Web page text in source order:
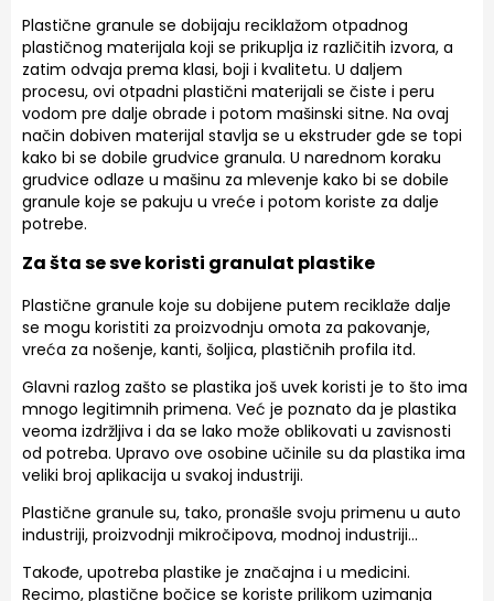
Plastične granule se dobijaju reciklažom otpadnog
plastičnog materijala koji se prikuplja iz različitih izvora, a
zatim odvaja prema klasi, boji i kvalitetu. U daljem
procesu, ovi otpadni plastični materijali se čiste i peru
vodom pre dalje obrade i potom mašinski sitne. Na ovaj
način dobiven materijal stavlja se u ekstruder gde se topi
kako bi se dobile grudvice granula. U narednom koraku
grudvice odlaze u mašinu za mlevenje kako bi se dobile
granule koje se pakuju u vreće i potom koriste za dalje
potrebe.
Za šta se sve koristi granulat plastike
Plastične granule koje su dobijene putem reciklaže dalje
se mogu koristiti za proizvodnju omota za pakovanje,
vreća za nošenje, kanti, šoljica, plastičnih profila itd.
Glavni razlog zašto se plastika još uvek koristi je to što ima
mnogo legitimnih primena. Već je poznato da je plastika
veoma izdržljiva i da se lako može oblikovati u zavisnosti
od potreba. Upravo ove osobine učinile su da plastika ima
veliki broj aplikacija u svakoj industriji.
Plastične granule su, tako, pronašle svoju primenu u auto
industriji, proizvodnji mikročipova, modnoj industriji…
Takođe, upotreba plastike je značajna i u medicini.
Recimo, plastične bočice se koriste prilikom uzimanja